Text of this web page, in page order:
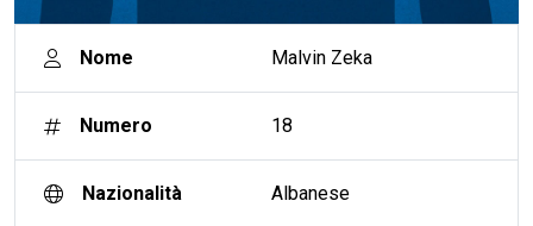
Nome Malvin Zeka
Numero 18
Nazionalità Albanese